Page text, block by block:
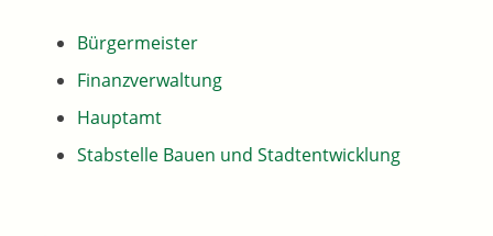
Bürgermeister
Finanzverwaltung
Hauptamt
Stabstelle Bauen und Stadtentwicklung